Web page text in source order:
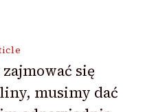
się
musimy dać